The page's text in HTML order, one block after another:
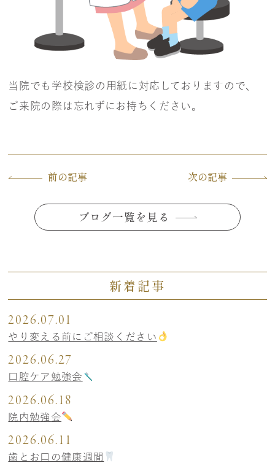
当院でも学校検診の用紙に対応しておりますので、
ご来院の際は忘れずにお持ちください。
前の記事 次の記事
ブログ一覧を見る
新着記事
2026.07.01
やり変える前にご相談ください
2026.06.27
口腔ケア勉強会
2026.06.18
院内勉強会
2026.06.11
歯とお口の健康週間